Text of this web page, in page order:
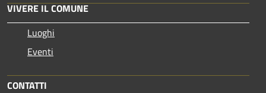
VIVERE IL COMUNE
Luoghi
Eventi
CONTATTI